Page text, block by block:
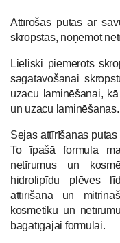
Attīrošas putas ar
skropstas, noņemot
Lieliski piemērots
sagatavošanai
uzacu laminēšanai,
un uzacu laminēšanas.
Sejas attīrīšanas
To īpašā formula
netīrumus un
hidrolipīdu plēves
attīrīšana un
kosmētiku un
bagātīgajai formulai.